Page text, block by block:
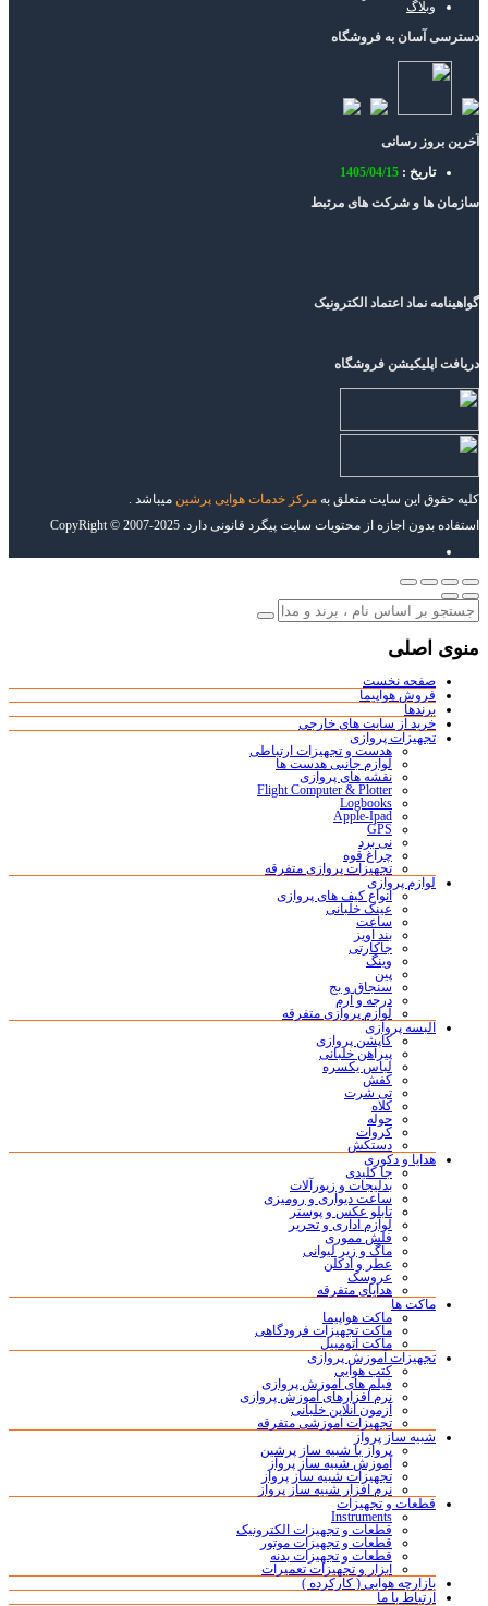
وبلاگ
دسترسی آسان به فروشگاه
آخرین بروز رسانی
تاریخ : 1405/04/15
سازمان ها و شرکت های مرتبط
گواهینامه نماد اعتماد الکترونیک
دریافت اپلیکیشن فروشگاه
کلیه حقوق این سایت متعلق به مرکز خدمات هوایی پرشین میباشد .
استفاده بدون اجازه از محتویات سایت پیگرد قانونی دارد. CopyRight © 2007-2025
منوی اصلی
صفحه نخست
فروش هواپیما
برندها
خرید از سایت های خارجی
تجهیزات پروازی
هدست و تجهیزات ارتباطی
لوازم جانبی هدست ها
نقشه های پروازی
Flight Computer & Plotter
Logbooks
Apple-Ipad
GPS
نی برد
چراغ قوه
تجهیزات پروازی متفرقه
لوازم پروازی
انواع کیف های پروازی
عینک خلبانی
ساعت
بند آویز
جاکارتی
وینگ
پین
سنجاق و بج
درجه و آرم
لوازم پروازی متفرقه
البسه پروازی
کاپشن پروازی
پیراهن خلبانی
لباس یکسره
کفش
تی شرت
کلاه
حوله
کروات
دستکش
هدایا و دکوری
جا کلیدی
بدلیجات و زیورآلات
ساعت دیواری و رومیزی
تابلو عکس و پوستر
لوازم اداری و تحریر
فلش مموری
ماگ و زیر لیوانی
عطر و ادکلن
عروسک
هدایای متفرقه
ماکت ها
ماکت هواپیما
ماکت تجهیزات فرودگاهی
ماکت اتومبیل
تجهیزات آموزش پروازی
کتب هوایی
فیلم های آموزش پروازی
نرم افزارهای آموزش پروازی
آزمون آنلاین خلبانی
تجهیزات آموزشی متفرقه
شبیه ساز پرواز
پرواز با شبیه ساز پرشین
آموزش شبیه ساز پرواز
تجهیزات شبیه ساز پرواز
نرم افزار شبیه ساز پرواز
قطعات و تجهیزات
Instruments
قطعات و تجهیزات الکترونیک
قطعات و تجهیزات موتور
قطعات و تجهیزات بدنه
ابزار و تجهیزات تعمیرات
بازارچه هوایی ( کارکرده )
ارتباط با ما